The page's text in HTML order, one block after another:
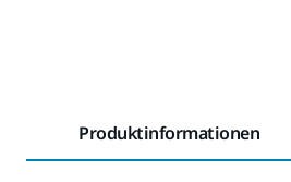
Produktinformationen